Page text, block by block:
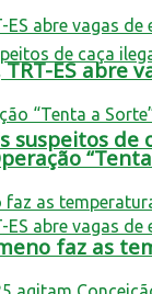
suspeitos
ES abre
faz as